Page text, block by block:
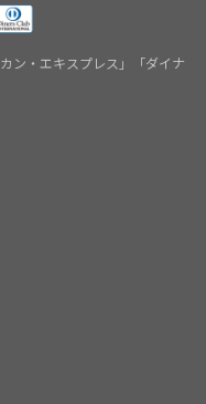
ン・エキスプレス」「ダイナ